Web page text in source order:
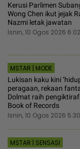
Kerusi Parlimen
Wong Chen ikut jejak
Nazmi letak jawatan
Isnin, 10 Ogos 2026 6:02
MSTAR | MODE
Lukisan kaku kini
peragaan, rekaan
Dolmat raih
Book of Records
Isnin, 10 Ogos 2026 5:30
MSTAR | SENSASI